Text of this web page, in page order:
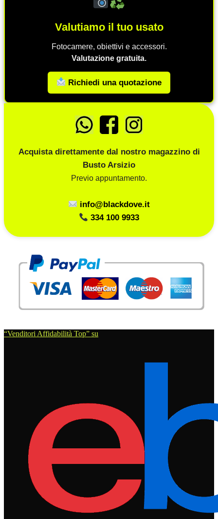
Valutiamo il tuo usato
Fotocamere, obiettivi e accessori.
Valutazione gratuita.
Richiedi una quotazione
Acquista direttamente dal nostro magazzino di
Busto Arsizio
Previo appuntamento.
info@blackdove.it
334 100 9933
“Venditori Affidabilità Top” su